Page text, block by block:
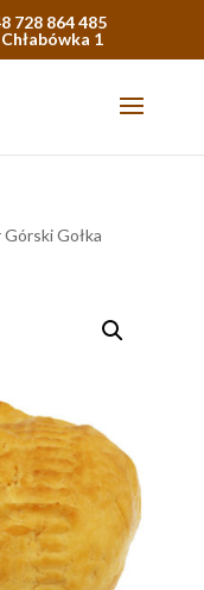
728 864 485
1
Górski Gołka